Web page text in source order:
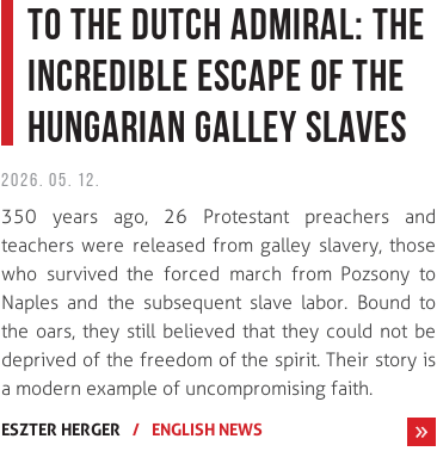
to the Dutch Admiral: The
Incredible Escape of the
Hungarian Galley Slaves
2026. 05. 12.
350 years ago, 26 Protestant preachers and
teachers were released from galley slavery, those
who survived the forced march from Pozsony to
Naples and the subsequent slave labor. Bound to
the oars, they still believed that they could not be
deprived of the freedom of the spirit. Their story is
a modern example of uncompromising faith.
ESZTER HERGER / ENGLISH NEWS